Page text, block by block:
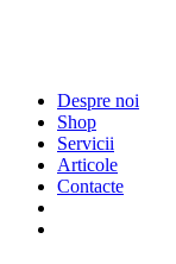
Despre noi
Shop
Servicii
Articole
Contacte